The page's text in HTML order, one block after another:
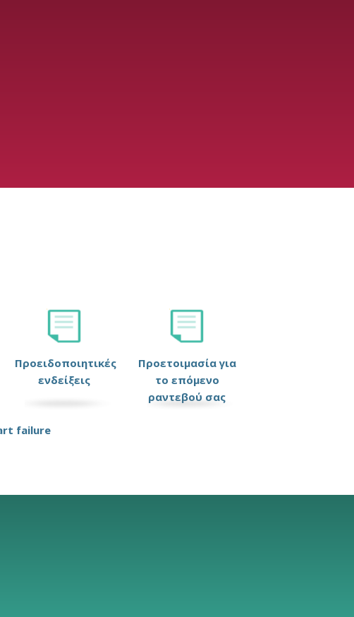
Προειδοποιητικές
ενδείξεις
Προετοιμασία για
το επόμενο
ραντεβού σας
failure